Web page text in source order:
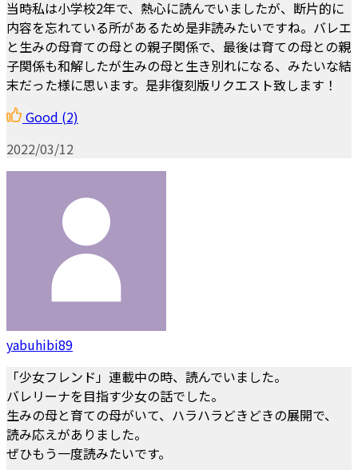
当時私は小学校2年で、熱心に読んでいましたが、断片的に
内容を忘れている所があるため是非読みたいですね。バレエ
と生みの母育ての母との親子関係で、最後は育ての母との親
子関係も和解したが生みの母と生き別れになる、みたいな結
末だった様に思います。是非復刻版リクエスト致します！
Good (2)
2022/03/12
yabuhibi89
「少女フレンド」連載中の時、読んでいました。
バレリーナを目指す少女の話でした。
生みの母と育ての母がいて、ハラハラどきどきの展開で、
読み応えがありました。
ぜひもう一度読みたいです。